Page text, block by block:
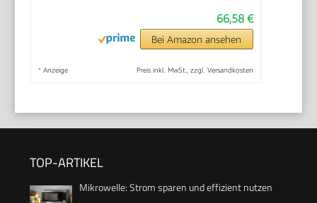
66,58 €
Bei Amazon ansehen
* Anzeige Preis inkl. MwSt., zzgl. Versandkosten
TOP-ARTIKEL
Mikrowelle: Strom sparen und effizient nutzen